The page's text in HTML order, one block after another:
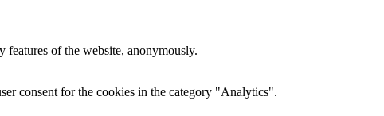
features of the website, anonymously.
consent for the cookies in the category "Analytics".